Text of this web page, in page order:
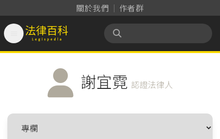
關於我們 作者群
法律百科 Legispedia
謝宜霓 認證法律人